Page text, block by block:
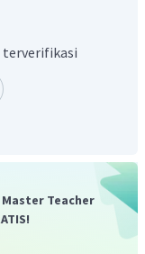
terverifikasi
Teacher